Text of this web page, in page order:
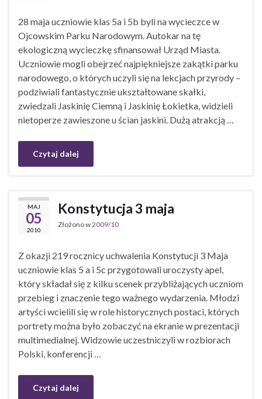
28 maja uczniowie klas 5a i 5b byli na wycieczce w
Ojcowskim Parku Narodowym. Autokar na tę
ekologiczną wycieczkę sfinansował Urząd Miasta.
Uczniowie mogli obejrzeć najpiękniejsze zakątki parku
narodowego, o których uczyli się na lekcjach przyrody –
podziwiali fantastycznie ukształtowane skałki,
zwiedzali Jaskinię Ciemną i Jaskinię Łokietka, widzieli
nietoperze zawieszone u ścian jaskini. Dużą atrakcją …
Czytaj dalej
MAJ
05
2010
Konstytucja 3 maja
Złożono w2009/10
Z okazji 219 rocznicy uchwalenia Konstytucji 3 Maja
uczniowie klas 5 a i 5c przygotowali uroczysty apel,
który składał się z kilku scenek przybliżających uczniom
przebieg i znaczenie tego ważnego wydarzenia. Młodzi
artyści wcielili się w role historycznych postaci, których
portrety można było zobaczyć na ekranie w prezentacji
multimedialnej. Widzowie uczestniczyli w rozbiorach
Polski, konferencji …
Czytaj dalej